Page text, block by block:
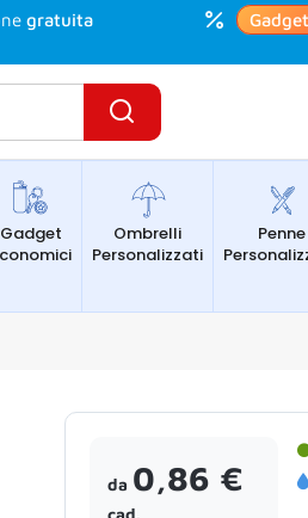
gratuita
Gadget
Ombrelli
Personalizzati
Penne
da 0,86 €
cad.